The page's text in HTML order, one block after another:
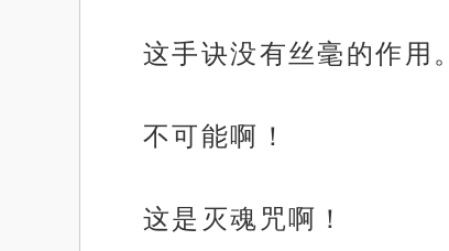
这手诀没有丝毫的作用。
不可能啊！
这是灭魂咒啊！